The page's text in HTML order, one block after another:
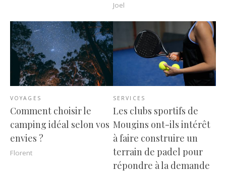
Joel
VOYAGES
Comment choisir le
camping idéal selon vos
envies ?
Florent
SERVICES
Les clubs sportifs de
Mougins ont-ils intérêt
à faire construire un
terrain de padel pour
répondre à la demande